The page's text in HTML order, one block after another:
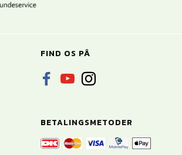
FIND OS PÅ
BETALINGSMETODER